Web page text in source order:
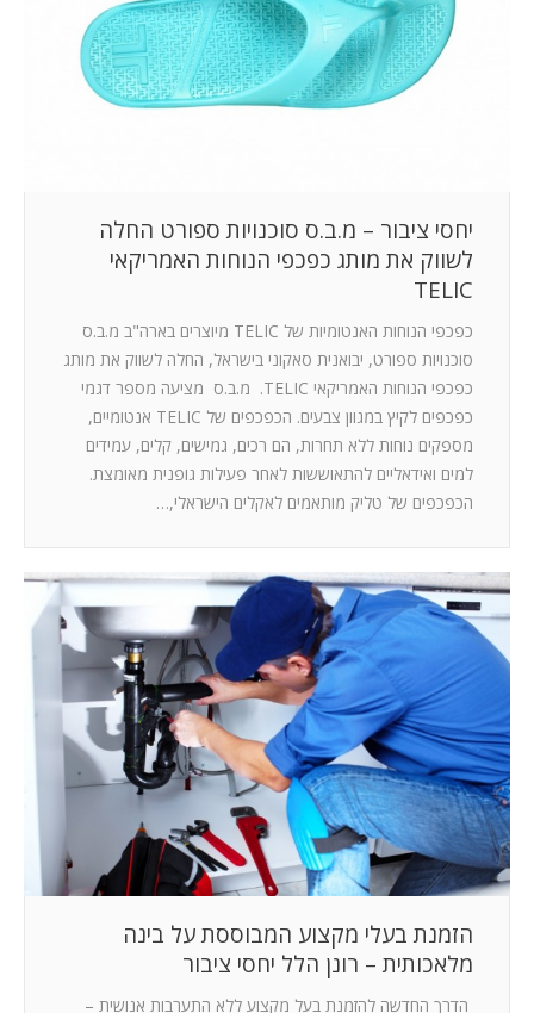
יחסי ציבור – מ.ב.ס סוכנויות ספורט החלה
לשווק את מותג כפכפי הנוחות האמריקאי
TELIC
כפכפי הנוחות האנטומיות של TELIC מיוצרים בארה"ב מ.ב.ס
סוכנויות ספורט, יבואנית סאקוני בישראל, החלה לשווק את מותג
כפכפי הנוחות האמריקאי TELIC. מ.ב.ס מציעה מספר דגמי
כפכפים לקיץ במגוון צבעים. הכפכפים של TELIC אנטומיים,
מספקים נוחות ללא תחרות, הם רכים, גמישים, קלים, עמידים
למים ואידאליים להתאוששות לאחר פעילות גופנית מאומצת.
הכפכפים של טליק מותאמים לאקלים הישראלי,…
הזמנת בעלי מקצוע המבוססת על בינה
מלאכותית – רונן הלל יחסי ציבור
הדרך החדשה להזמנת בעל מקצוע ללא התערבות אנושית –